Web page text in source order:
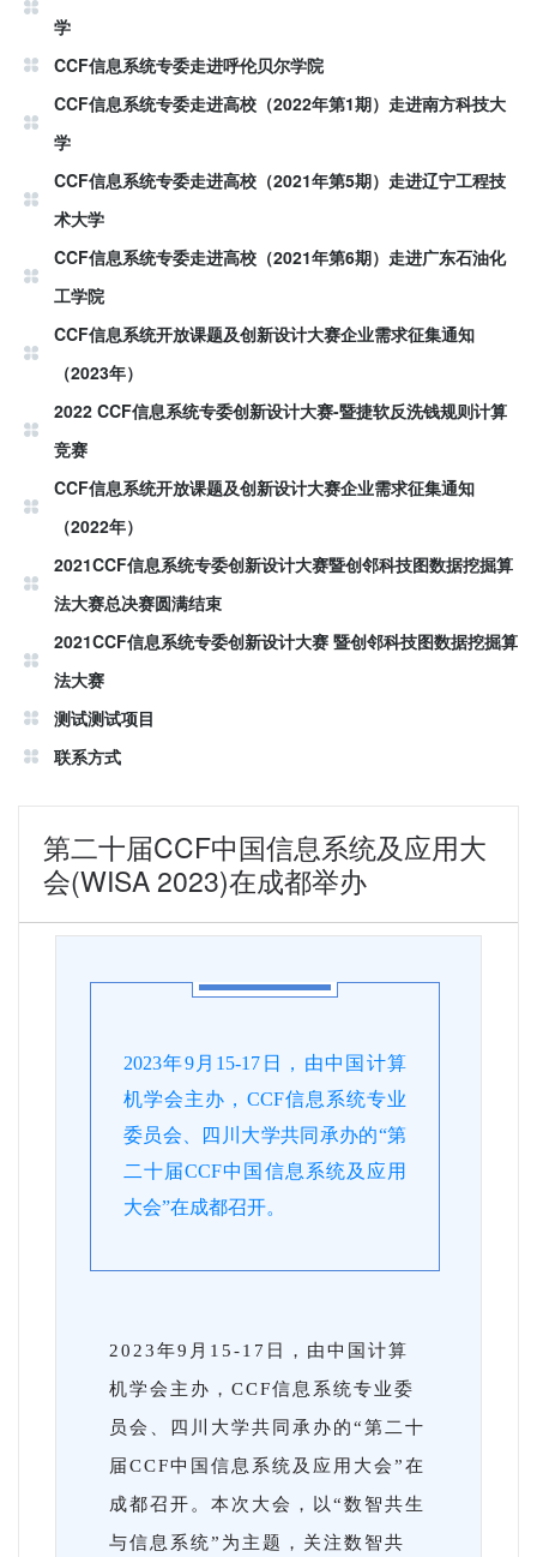
学
CCF信息系统专委走进呼伦贝尔学院
CCF信息系统专委走进高校（2022年第1期）走进南方科技大
学
CCF信息系统专委走进高校（2021年第5期）走进辽宁工程技
术大学
CCF信息系统专委走进高校（2021年第6期）走进广东石油化
工学院
CCF信息系统开放课题及创新设计大赛企业需求征集通知
（2023年）
2022 CCF信息系统专委创新设计大赛-暨捷软反洗钱规则计算
竞赛
CCF信息系统开放课题及创新设计大赛企业需求征集通知
（2022年）
2021CCF信息系统专委创新设计大赛暨创邻科技图数据挖掘算
法大赛总决赛圆满结束
2021CCF信息系统专委创新设计大赛 暨创邻科技图数据挖掘算
法大赛
测试测试项目
联系方式
第二十届CCF中国信息系统及应用大
会(WISA 2023)在成都举办
2023年9月15-17日，由中国计算
机学会主办，CCF信息系统专业
委员会、四川大学共同承办的“第
二十届CCF中国信息系统及应用
大会”在成都召开。
2023年9月15-17日，由中国计算
机学会主办，CCF信息系统专业委
员会、四川大学共同承办的“第二十
届CCF中国信息系统及应用大会”在
成都召开。本次大会，以“数智共生
与信息系统”为主题，关注数智共